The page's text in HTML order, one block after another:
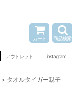
カート 商品検索
アウトレット instagram
> タオルタイガー親子